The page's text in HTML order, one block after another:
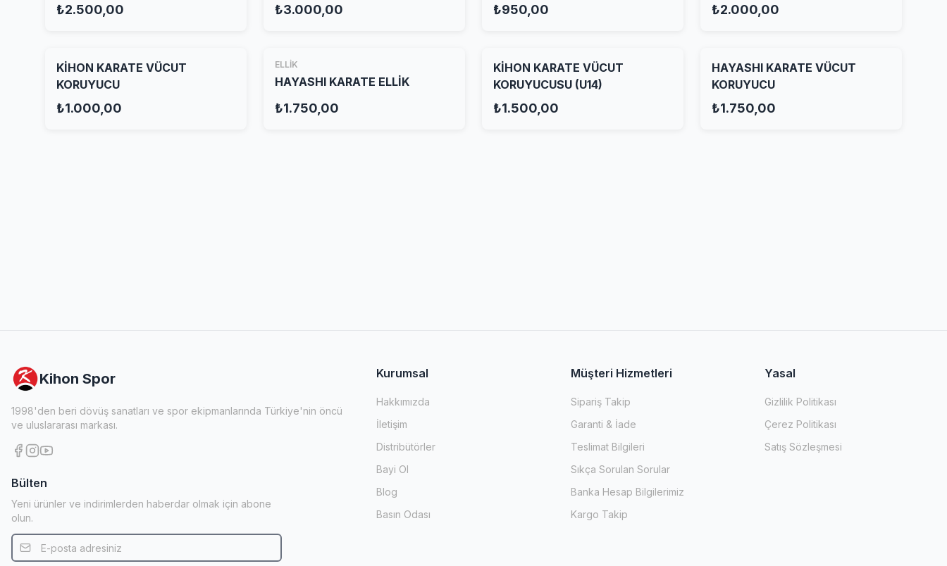
₺2.500,00 ₺3.000,00 ₺950,00 ₺2.000,00
KİHON KARATE VÜCUT
KORUYUCU
₺1.000,00
ELLİK
HAYASHI KARATE ELLİK
₺1.750,00
KİHON KARATE VÜCUT
KORUYUCUSU (U14)
₺1.500,00
HAYASHI KARATE VÜCUT
KORUYUCU
₺1.750,00
Kihon Spor
1998'den beri dövüş sanatları ve spor ekipmanlarında Türkiye'nin öncü
ve uluslararası markası.
Bülten
Yeni ürünler ve indirimlerden haberdar olmak için abone
olun.
Kurumsal
Hakkımızda
İletişim
Distribütörler
Bayi Ol
Blog
Basın Odası
Müşteri Hizmetleri
Sipariş Takip
Garanti & İade
Teslimat Bilgileri
Sıkça Sorulan Sorular
Banka Hesap Bilgilerimiz
Kargo Takip
Yasal
Gizlilik Politikası
Çerez Politikası
Satış Sözleşmesi